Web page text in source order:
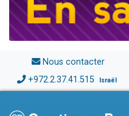
Nous contacter
+972.2.37.41.515 Israël